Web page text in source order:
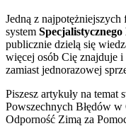
Jedną z
system Specjalistycznego
publicznie dzielą się
więcej osób Cię znajduje i
zamiast jednorazowej
Piszesz artykuły na
Powszechnych Błędów
Odporność Zimą za